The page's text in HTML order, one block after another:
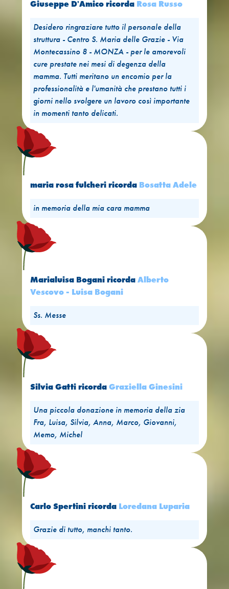
Giuseppe D'Amico ricorda Rosa Russo
Desidero ringraziare tutto il personale della
struttura - Centro S. Maria delle Grazie - Via
Montecassino 8 - MONZA - per le amorevoli
cure prestate nei mesi di degenza della
mamma. Tutti meritano un encomio per la
professionalità e l'umanità che prestano tutti i
giorni nello svolgere un lavoro così importante
in momenti tanto delicati.
maria rosa fulcheri ricorda Bosatta Adele
in memoria della mia cara mamma
Marialuisa Bogani ricorda Alberto
Vescovo - Luisa Bogani
Ss. Messe
Silvia Gatti ricorda Graziella Ginesini
Una piccola donazione in memoria della zia
Fra, Luisa, Silvia, Anna, Marco, Giovanni,
Memo, Michel
Carlo Spertini ricorda Loredana Luparia
Grazie di tutto, manchi tanto.